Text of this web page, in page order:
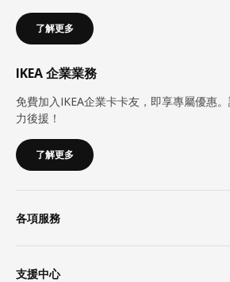
了解更多
IKEA 企業業務
免費加入IKEA企業卡卡友，即享專屬優惠
力後援！
了解更多
各項服務
支援中心